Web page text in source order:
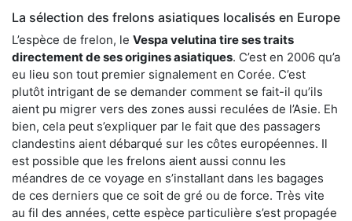
La sélection des frelons asiatiques localisés en Europe
L’espèce de frelon, le Vespa velutina tire ses traits
directement de ses origines asiatiques. C’est en 2006 qu’a
eu lieu son tout premier signalement en Corée. C’est
plutôt intrigant de se demander comment se fait-il qu’ils
aient pu migrer vers des zones aussi reculées de l’Asie. Eh
bien, cela peut s’expliquer par le fait que des passagers
clandestins aient débarqué sur les côtes européennes. Il
est possible que les frelons aient aussi connu les
méandres de ce voyage en s’installant dans les bagages
de ces derniers que ce soit de gré ou de force. Très vite
au fil des années, cette espèce particulière s’est propagée